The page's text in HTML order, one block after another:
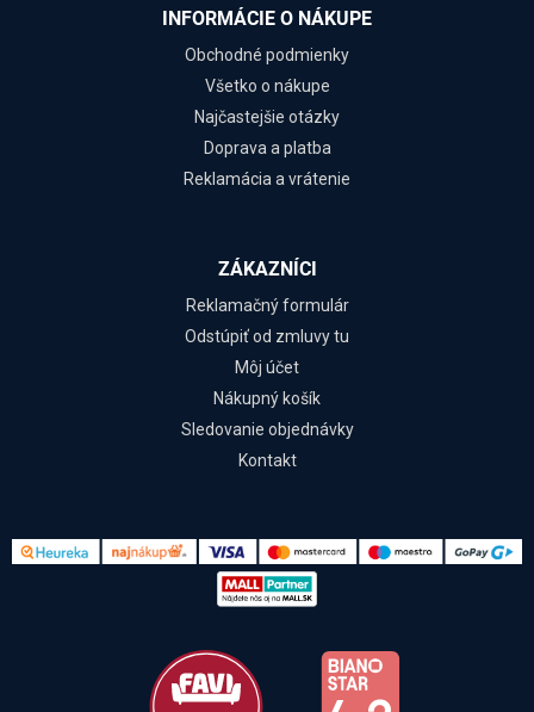
INFORMÁCIE O NÁKUPE
Obchodné podmienky
Všetko o nákupe
Najčastejšie otázky
Doprava a platba
Reklamácia a vrátenie
ZÁKAZNÍCI
Reklamačný formulár
Odstúpiť od zmluvy tu
Môj účet
Nákupný košík
Sledovanie objednávky
Kontakt